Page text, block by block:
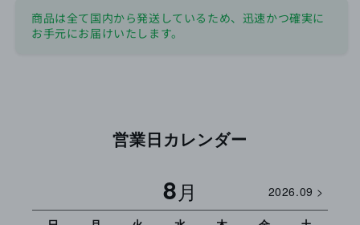
量
を
量
を
商品は全て国内から発送しているため、迅速かつ確実に
お手元にお届けいたします。
営業日カレンダー
8月 2026.09 >